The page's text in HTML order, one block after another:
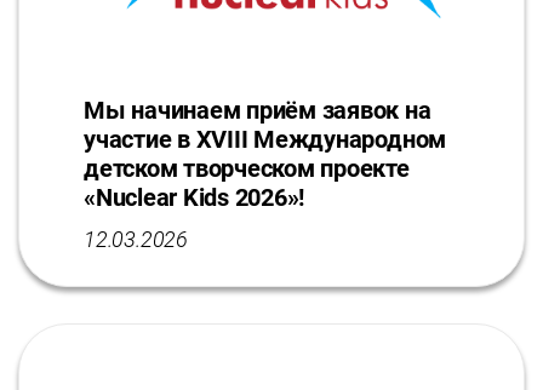
Мы начинаем приём заявок на
участие в XVIII Международном
детском творческом проекте
«Nuclear Kids 2026»!
12.03.2026